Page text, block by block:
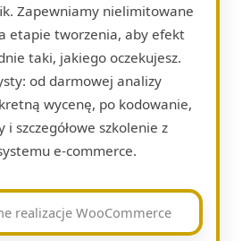
Zapewniamy nielimitowane
etapie tworzenia, aby efekt
taki, jakiego oczekujesz.
od darmowej analizy
wycenę, po kodowanie,
szczegółowe szkolenie z
e-commerce.